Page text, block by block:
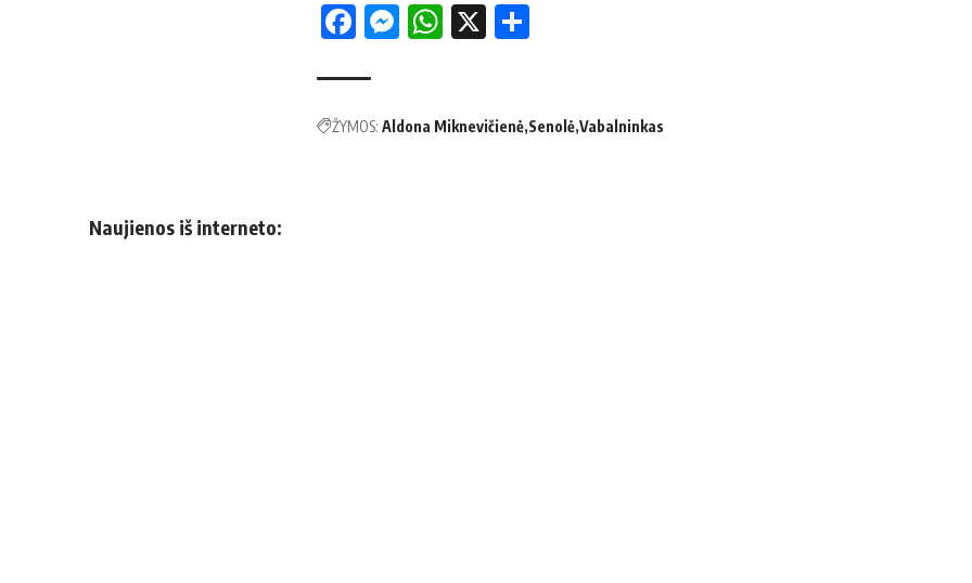
Facebook
Messenger
WhatsApp
X
ŽYMOS: Aldona Miknevičienė Senolė Vabalninkas
Naujienos iš interneto: